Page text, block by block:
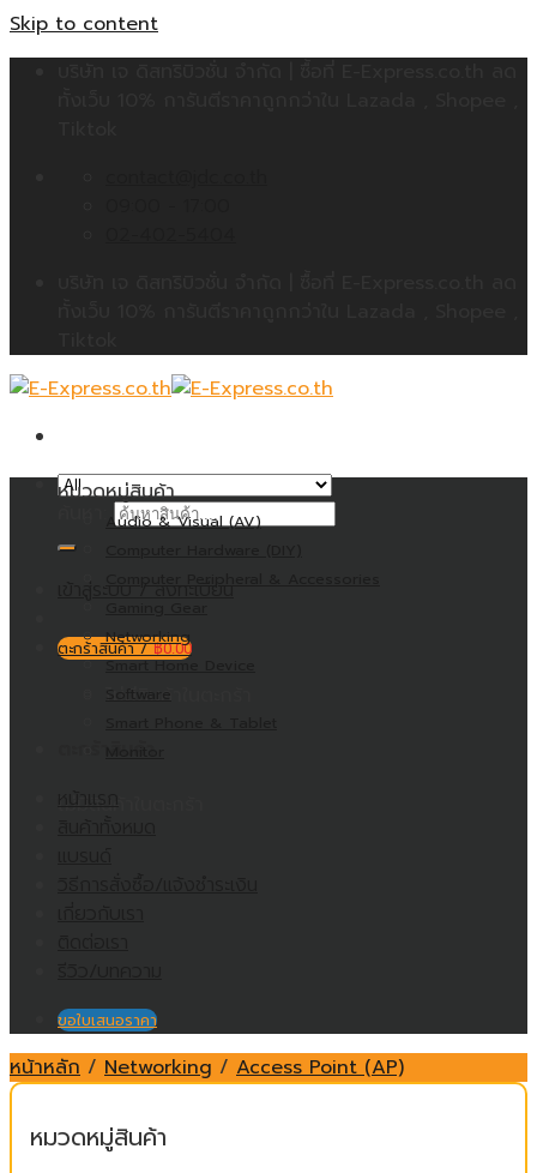
Skip to content
ตะกร้าสินค้า /฿0.00
ไม่มีสินค้าในตะกร้า
หมวดหมู่สินค้า
Audio & Visual (AV)
Networking
Smart Home Device
Software
ขอใบเสนอราคา
หน้าหลัก / Networking / Access Point (AP)
หมวดหมู่สินค้า